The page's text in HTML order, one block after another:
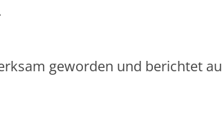
geworden und berichtet